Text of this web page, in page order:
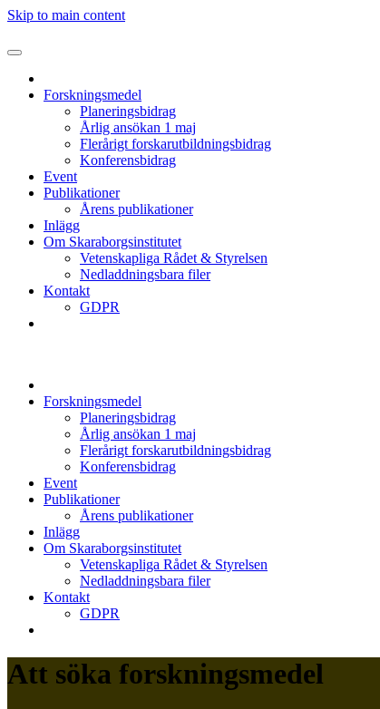
Skip to main content
Forskningsmedel
Planeringsbidrag
Årlig ansökan 1 maj
Flerårigt forskarutbildningsbidrag
Konferensbidrag
Event
Publikationer
Årens publikationer
Inlägg
Om Skaraborgsinstitutet
Vetenskapliga Rådet & Styrelsen
Nedladdningsbara filer
Kontakt
GDPR
Forskningsmedel
Planeringsbidrag
Årlig ansökan 1 maj
Flerårigt forskarutbildningsbidrag
Konferensbidrag
Event
Publikationer
Årens publikationer
Inlägg
Om Skaraborgsinstitutet
Vetenskapliga Rådet & Styrelsen
Nedladdningsbara filer
Kontakt
GDPR
Att söka forskningsmedel